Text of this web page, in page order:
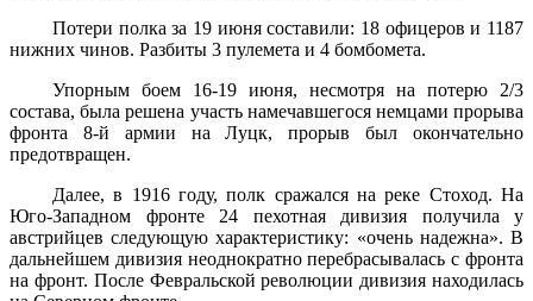
Потери полка за 19 июня составили: 18 офицеров и 1187
нижних чинов. Разбиты 3 пулемета и 4 бомбомета.
Упорным боем 16-19 июня, несмотря на потерю 2/3
состава, была решена участь намечавшегося немцами прорыва
фронта 8-й армии на Луцк, прорыв был окончательно
предотвращен.
Далее, в 1916 году, полк сражался на реке Стоход. На
Юго-Западном фронте 24 пехотная дивизия получила у
австрийцев следующую характеристику: «очень надежна». В
дальнейшем дивизия неоднократно перебрасывалась с фронта
на фронт. После Февральской революции дивизия находилась